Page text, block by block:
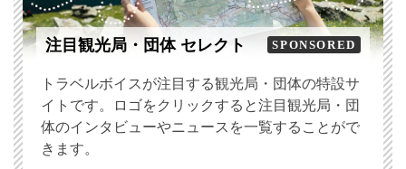
注目観光局・団体 セレクト SPONSORED
トラベルボイスが注目する観光局・団体の特設サ
イトです。ロゴをクリックすると注目観光局・団
体のインタビューやニュースを一覧することがで
きます。